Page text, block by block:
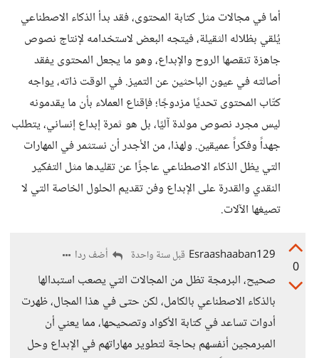
أما في مجالات مثل كتابة المحتوى، فقد بدأ الذكاء الاصطناعي
يُلقي بظلاله الثقيلة، فيتجه البعض لاستخدامه لإنتاج نصوص
جاهزة تنقصها الروح والإبداع، وهو ما يجعل المحتوى يفقد
أصالته في عيون الباحثين عن التميز. في الوقت ذاته، يواجه
كتّاب المحتوى تحديًا مزدوجًا؛ فإقناع العملاء بأن ما يقدمونه
ليس مجرد نصوص مولدة آليًا، بل هو ثمرة إبداع إنساني، يتطلب
جهداً وفكراً عميقين. ولهذا، من الأجدر أن نستثمر في المهارات
التي يظل الذكاء الاصطناعي عاجزًا عن تقليدها مثل التفكير
النقدي والقدرة على الإبداع وفن تقديم الحلول الخاصة التي لا
تصيغها الآلات.
0
Esraashaaban129 قبل سنة واحدة أضف ردا
صحيح، البرمجة تظل من المجالات التي يصعب استبدالها
بالذكاء الاصطناعي بالكامل، لكن حتى في هذا المجال، ظهرت
أدوات تساعد في كتابة الأكواد وتصحيحها، مما يعني أن
المبرمجين أنفسهم بحاجة لتطوير مهاراتهم في الإبداع وحل